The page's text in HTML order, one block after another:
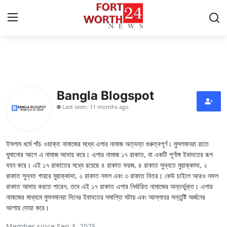
Privacy Policy
About
News Network
Bangla Blogspot
Last seen: 11 months ago
ইসলাম ধর্মে পাঁচ ওয়াক্ত নামাজের মধ্যে এশার নামাজ অত্যন্ত গুরুত্বপূর্ণ। মুসলমানরা রাতে
ঘুমানোর আগে এ নামাজ আদায় করে। এশার নামাজ ১৭ রাকাত, যা একটি পূর্ণাঙ্গ ইবাদতের রূপ
বহন করে। এই ১৭ রাকাতের মধ্যে রয়েছে ৪ রাকাত ফরজ, ৪ রাকাত সুন্নতে মুয়াক্কাদা, ২
রাকাত সুন্নত গায়রে মুয়াক্কাদা, ২ রাকাত নফল এবং ৩ রাকাত বিতর। কেউ চাইলে আরও নফল
রাকাত আদায় করতে পারেন, তবে এই ১৭ রাকাত এশার নির্ধারিত নামাজের অন্তর্ভুক্ত। এশার
নামাজের মাধ্যমে মুসলমানরা দিনের ইবাদতের সমাপ্তি ঘটায় এবং আল্লাহর সন্তুষ্টি অর্জনের
আশায় দোয়া করে।